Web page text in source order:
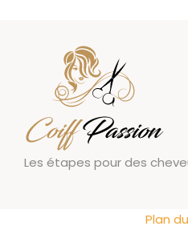
Les étapes pour des
Plan